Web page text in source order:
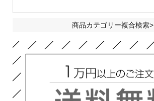
商品カテゴリー複合検索>